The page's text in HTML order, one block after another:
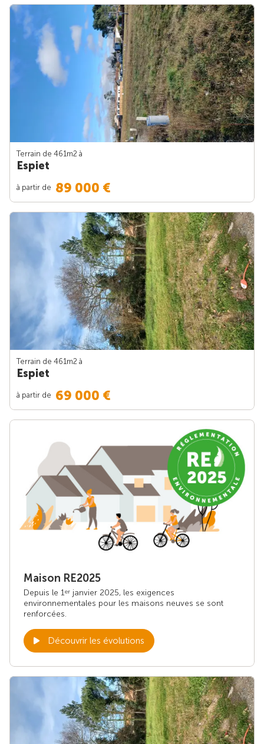
Terrain de 461m2 à
Espiet
à partir de 89 000 €
Terrain de 461m2 à
Espiet
à partir de 69 000 €
Maison RE2025
Depuis le 1er janvier 2025, les exigences
environnementales pour les maisons neuves se sont
renforcées.
Découvrir les évolutions